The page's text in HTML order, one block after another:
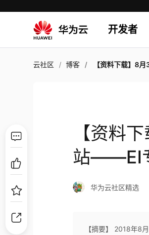
开发者
云社区 博客 【资料下载】8月3日 华为云
【资料
站——EI
华为云社区精选
【摘要】 2018年8